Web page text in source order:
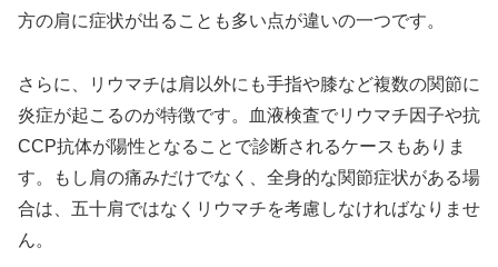
方の肩に症状が出ることも多い点が違いの一つです。
さらに、リウマチは肩以外にも手指や膝など複数の関節に
炎症が起こるのが特徴です。血液検査でリウマチ因子や抗
CCP抗体が陽性となることで診断されるケースもありま
す。もし肩の痛みだけでなく、全身的な関節症状がある場
合は、五十肩ではなくリウマチを考慮しなければなりませ
ん。